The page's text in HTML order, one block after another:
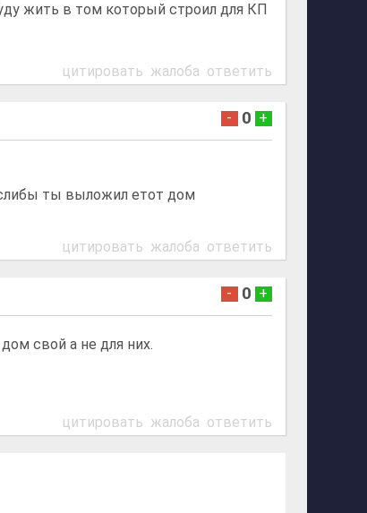
жить в том который строил для КП
цитировать жалоба ответить
- 0 +
ты выложил етот дом
цитировать жалоба ответить
- 0 +
свой а не для них.
цитировать жалоба ответить